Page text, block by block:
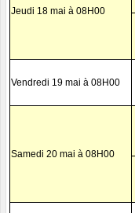
Jeudi 18 mai à 08H00
Vendredi 19 mai à 08H00
Samedi 20 mai à 08H00